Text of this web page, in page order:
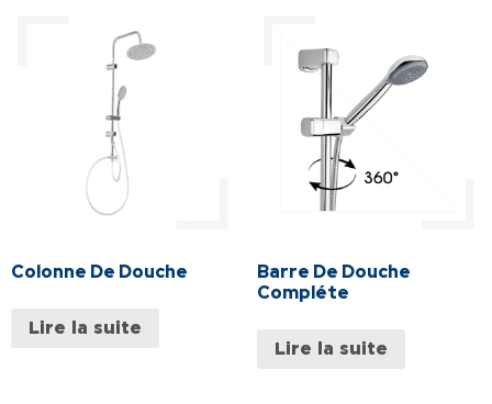
Colonne De Douche
Lire la suite
Barre De Douche
Compléte
Lire la suite